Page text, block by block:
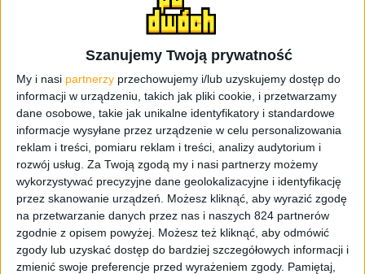
Szanujemy Twoją prywatność
My i nasi partnerzy przechowujemy i/lub uzyskujemy dostęp do
informacji w urządzeniu, takich jak pliki cookie, i przetwarzamy
dane osobowe, takie jak unikalne identyfikatory i standardowe
informacje wysyłane przez urządzenie w celu personalizowania
reklam i treści, pomiaru reklam i treści, analizy audytorium i
rozwój usług. Za Twoją zgodą my i nasi partnerzy możemy
wykorzystywać precyzyjne dane geolokalizacyjne i identyfikację
przez skanowanie urządzeń. Możesz kliknąć, aby wyrazić zgodę
na przetwarzanie danych przez nas i naszych 824 partnerów
zgodnie z opisem powyżej. Możesz też kliknąć, aby odmówić
zgody lub uzyskać dostęp do bardziej szczegółowych informacji i
zmienić swoje preferencje przed wyrażeniem zgody. Pamiętaj,
Nowe tarcze w Gear S